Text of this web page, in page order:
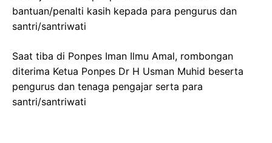
bantuan/penalti kasih kepada para pengurus dan
santri/santriwati
Saat tiba di Ponpes Iman Ilmu Amal, rombongan
diterima Ketua Ponpes Dr H Usman Muhid beserta
pengurus dan tenaga pengajar serta para
santri/santriwati